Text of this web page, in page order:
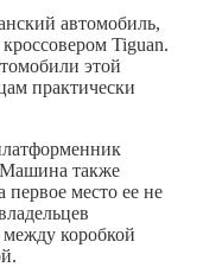
автомобиль,
Tiguan.
этой
практически
Машина также
место ее не
между коробкой